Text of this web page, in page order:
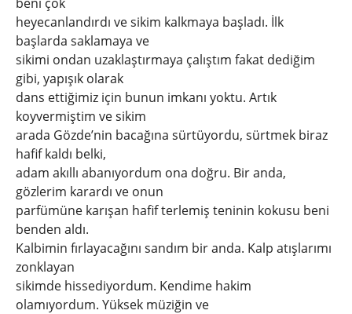
heyecanlandırdı ve sikim kalkmaya başladı. İlk
başlarda saklamaya ve
sikimi ondan uzaklaştırmaya çalıştım fakat dediğim
gibi, yapışık olarak
dans ettiğimiz için bunun imkanı yoktu. Artık
koyvermiştim ve sikim
arada Gözde’nin bacağına sürtüyordu, sürtmek biraz
hafif kaldı belki,
adam akıllı abanıyordum ona doğru. Bir anda,
gözlerim karardı ve onun
parfümüne karışan hafif terlemiş teninin kokusu beni
benden aldı.
Kalbimin fırlayacağını sandım bir anda. Kalp atışlarımı
zonklayan
sikimde hissediyordum. Kendime hakim
olamıyordum. Yüksek müziğin ve